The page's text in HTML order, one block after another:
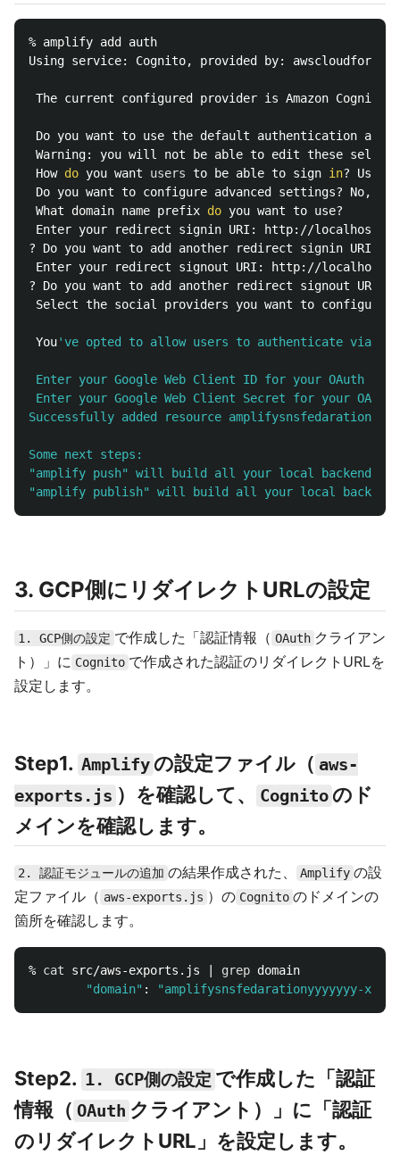
% amplify add auth
Using service: Cognito, provided by:
The current configured provider is Amazon Cognito.
Do you want to use the default authentication
Warning: you will not be able to edit these
How do you want users to be able to sign in?
Do you want to configure advanced settings? No, I
What domain name prefix do you want to use?
Enter your redirect signin URI: http://
? Do you want to add another redirect signin URI No
Enter your redirect signout URI: http://
? Do you want to add another redirect signout URI No
Select the social providers you want to configure
You've opted to allow users to authenticate via
Enter your Google Web Client ID for your OAuth
Enter your Google Web Client Secret for your OAuth
Successfully added resource
Some next steps:
"amplify push" will build all your local backend
3. GCP側にリダイレクトURLの設定
1. GCP側の設定 で作成した「認証情報（ OAuth クライアン
ト）」に Cognito で作成された認証のリダイレクトURLを
設定します。
Step1. Amplifyの設定ファイル（ aws-
exports.js ）を確認して、 Cognitoのド
メインを確認します。
2. 認証モジュールの追加 の結果作成された、 Amplify の設
定ファイル（ aws-exports.js ）の Cognito のドメインの
箇所を確認します。
% cat src/aws-exports.js | grep domain
"domain" : "amplifysnsfedarationyyyyyyy-
Step2. 1. GCP側の設定 で作成した「認証
情報（ OAuth クライアント）」に「認証
のリダイレクトURL」を設定します。